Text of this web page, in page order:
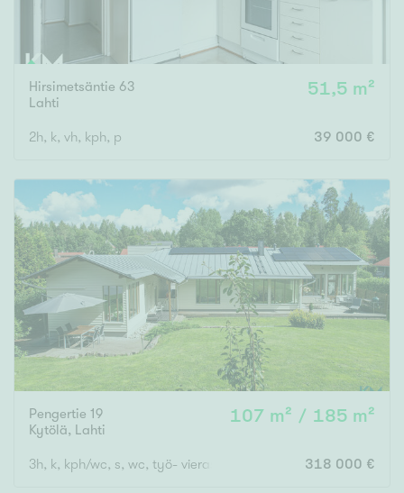
Hirsimetsäntie 63
Lahti
51,5 m²
2h, k, vh, kph, p 39 000 €
Pengertie 19
Kytölä, Lahti
107 m² / 185 m²
3h, k, kph/wc, s, wc, työ- vierashuone, harrastehuone ja
318 000 €